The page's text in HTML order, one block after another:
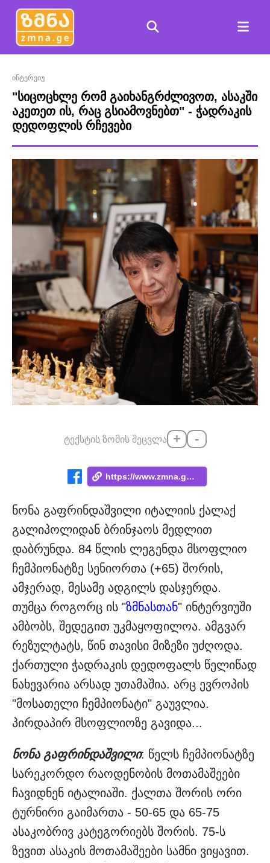
ინტერვიუ
"სიცოცხლე რომ გაიხანგრძლივოთ, ასაკში
აკეთეთ ის, რაც გსიამოვნებთ" - ჭადრაკის
დედოფლის რჩევები
ტექსტის ზომის შეცვლა + -
https://www.zmna.ge/news/sitsotskhle-rom...
ნონა გაფრინდაშვილი იტალიის ქალაქ
გალიპოლიდან ბრინჯაოს მედლით
დაბრუნდა. 84 წლის ლეგენდა მსოფლიო
ჩემპიონატზე სენიორთა (+65) შორის,
ამჯერად, მესამე ადგილს დასჯერდა.
თუმცა როგორც ის "ზმნასთან" ინტერვიუში
ამბობს, შედეგით უკმაყოფილოა. ამგვარ
რეზულტატს, წინ თავისი მიზეზი უძღოდა.
ქართული ჭადრაკის დედოფალს წელიწად
ნახევარია არსად უთამაშია. არც ევროპის
"მოსათელი ჩემპიონატი" გაუვლია.
პირდაპირ მსოფლიოზე გავიდა...
ნონა გაფრინდაშვილი: წელს ჩემპიონატზე
სარეკორდო რაოდენობის მოთამაშეები
ჩავიდნენ იტალიაში. ქალთა შორის ორი
ტურნირი გაიმართა - 50-65 და 65-75
ასაკობრივ კატეგორიებს შორის. 75-ს
ზევით ასაკის მოთამაშეები სამნი ვიყავით.